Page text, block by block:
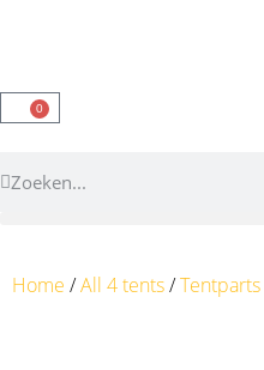
0
Home /All 4 tents/Tentparts